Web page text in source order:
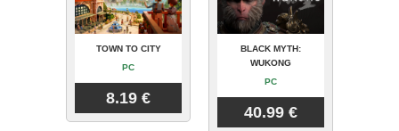
TOWN TO CITY
PC
8.19 €
BLACK MYTH:
WUKONG
PC
40.99 €